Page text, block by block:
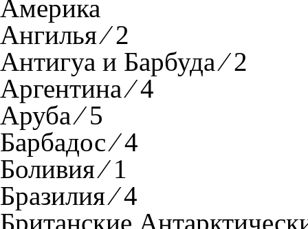
Америка
Ангилья ⁄ 2
Антигуа и Барбуда ⁄ 2
Аргентина ⁄ 4
Аруба ⁄ 5
Барбадос ⁄ 4
Боливия ⁄ 1
Бразилия ⁄ 4
Британские